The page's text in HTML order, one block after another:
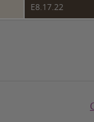
E8.17.22